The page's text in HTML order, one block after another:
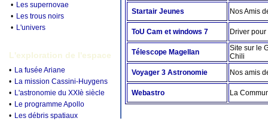
• Les supernovae
• Les trous noirs
• L'univers
L'exploration de l'espace
• La fusée Ariane
• La mission Cassini-Huygens
• L'astronomie du XXIè siècle
• Le programme Apollo
• Les débris spatiaux
Startair Jeunes
Nos Amis
ToU Cam et windows 7 Driver
Télescope Magellan
Site sur le
Chili
Voyager 3 Astronomie
Nos amis
Webastro La